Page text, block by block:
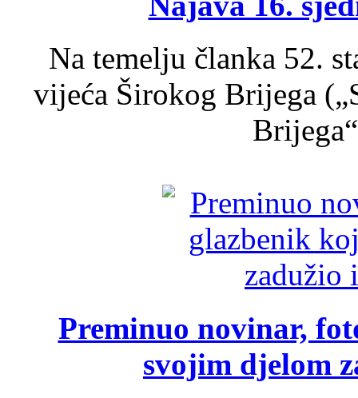
Na temelju članka 52.
vijeća Širokog Brijega
Preminuo novinar,
svojim djelom